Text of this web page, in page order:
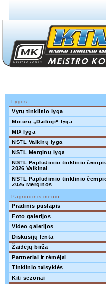
Lygos
Vyrų tinklinio lyga
Moterų „Dailioji“ lyga
MIX lyga
NSTL Vaikinų lyga
NSTL Merginų lyga
NSTL Paplūdimio tinklinio
2026 Vaikinai
NSTL Paplūdimio tinklinio
2026 Merginos
Pagrindinis meniu
Pradinis puslapis
Foto galerijos
Video galerijos
Diskusijų lenta
Žaidėjų birža
Partneriai ir rėmėjai
Tinklinio taisyklės
Kiti sezonai